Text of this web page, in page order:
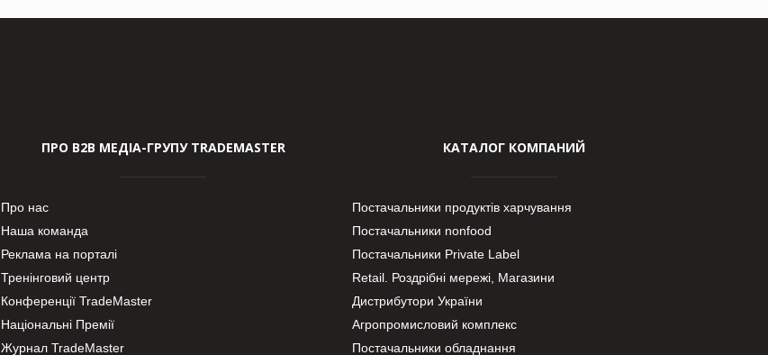
ПРО В2В МЕДІА-ГРУПУ TRADEMASTER
Про нас
Наша команда
Реклама на порталі
Тренінговий центр
Конференції TradeMaster
Національні Премії
Журнал TradeMaster
КАТАЛОГ КОМПАНИЙ
Постачальники продуктів харчування
Постачальники nonfood
Постачальники Private Label
Retail. Роздрібні мережі, Магазини
Дистрибутори України
Агропромисловий комплекс
Постачальники обладнання